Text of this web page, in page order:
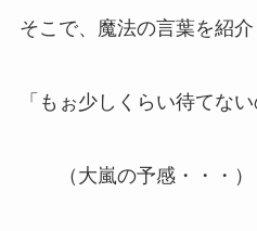
そこで、魔法の言葉を紹介
「もぉ少しくらい待てない
（大嵐の予感・・・）